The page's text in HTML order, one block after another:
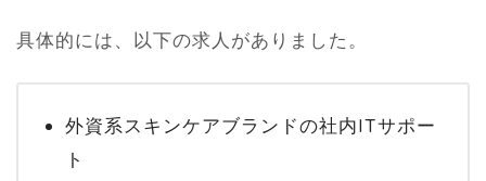
具体的には、以下の求人がありました。
外資系スキンケアブランドの社内ITサポー
ト